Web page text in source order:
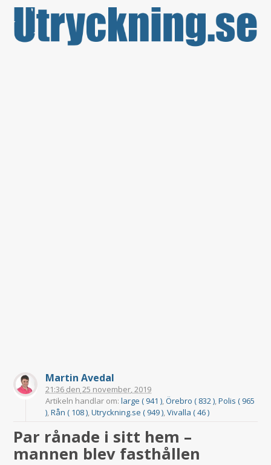
Martin Avedal
21:36 den 25 november, 2019
Artikeln handlar om:large ( 941 ),Örebro ( 832 ),Polis ( 965
),Rån ( 108 ),Utryckning.se ( 949 ),Vivalla ( 46 )
Par rånade i sitt hem –
mannen blev fasthållen